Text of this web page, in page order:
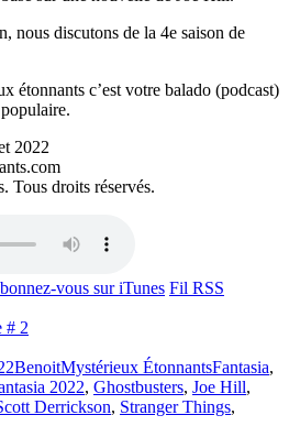
nous discutons de la 4e saison de
étonnants c’est votre balado (podcast)
2022
Tous droits réservés.
vous sur iTunes Fil RSS
# 2
BenoitCatégories
Mystérieux ÉtonnantsÉtiquettes
Fantasia,
2022, Ghostbusters, Joe Hill,
Derrickson, Stranger Things,